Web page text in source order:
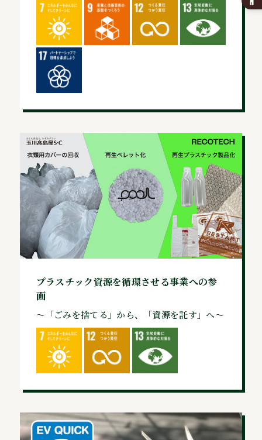
プラスチック資源を循環させる事業への参
画
～「ごみを捨てる」から、「資源を託す」へ～